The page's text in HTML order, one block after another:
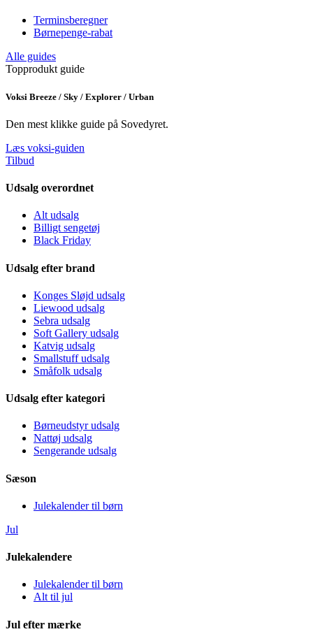
Terminsberegner
Børnepenge-rabat
Alle guides
Topprodukt guide
Voksi Breeze / Sky / Explorer / Urban
Den mest klikke guide på Sovedyret.
Læs voksi-guiden
Tilbud
Udsalg overordnet
Alt udsalg
Billigt sengetøj
Black Friday
Udsalg efter brand
Konges Sløjd udsalg
Liewood udsalg
Sebra udsalg
Soft Gallery udsalg
Katvig udsalg
Smallstuff udsalg
Småfolk udsalg
Udsalg efter kategori
Børneudstyr udsalg
Nattøj udsalg
Sengerande udsalg
Sæson
Julekalender til børn
Jul
Julekalendere
Julekalender til børn
Alt til jul
Jul efter mærke